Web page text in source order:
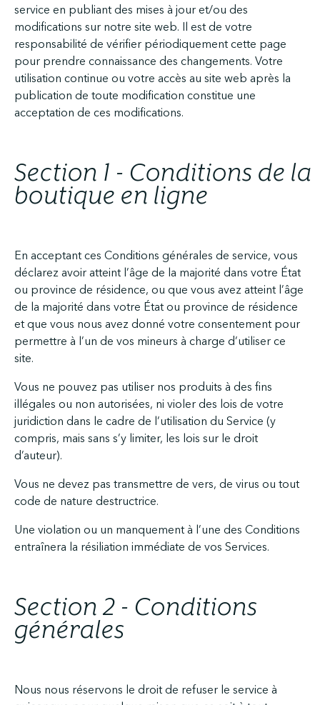
service en publiant des mises à jour et/ou des
modifications sur notre site web. Il est de votre
responsabilité de vérifier périodiquement cette page
pour prendre connaissance des changements. Votre
utilisation continue ou votre accès au site web après la
publication de toute modification constitue une
acceptation de ces modifications.
Section 1 - Conditions de la
boutique en ligne
En acceptant ces Conditions générales de service, vous
déclarez avoir atteint l’âge de la majorité dans votre État
ou province de résidence, ou que vous avez atteint l’âge
de la majorité dans votre État ou province de résidence
et que vous nous avez donné votre consentement pour
permettre à l’un de vos mineurs à charge d’utiliser ce
site.
Vous ne pouvez pas utiliser nos produits à des fins
illégales ou non autorisées, ni violer des lois de votre
juridiction dans le cadre de l’utilisation du Service (y
compris, mais sans s’y limiter, les lois sur le droit
d’auteur).
Vous ne devez pas transmettre de vers, de virus ou tout
code de nature destructrice.
Une violation ou un manquement à l’une des Conditions
entraînera la résiliation immédiate de vos Services.
Section 2 - Conditions
générales
Nous nous réservons le droit de refuser le service à